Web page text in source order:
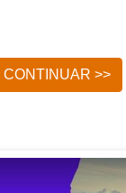
CONTINUAR >>